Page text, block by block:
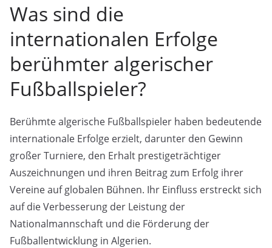
Was sind die
internationalen Erfolge
berühmter algerischer
Fußballspieler?
Berühmte algerische Fußballspieler haben bedeutende
internationale Erfolge erzielt, darunter den Gewinn
großer Turniere, den Erhalt prestigeträchtiger
Auszeichnungen und ihren Beitrag zum Erfolg ihrer
Vereine auf globalen Bühnen. Ihr Einfluss erstreckt sich
auf die Verbesserung der Leistung der
Nationalmannschaft und die Förderung der
Fußballentwicklung in Algerien.